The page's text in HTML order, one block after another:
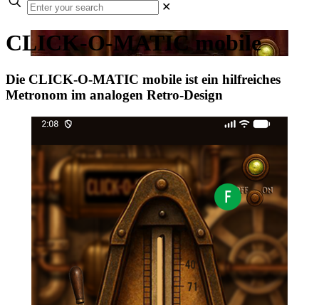
✕
CLICK-O-MATIC mobile
Die CLICK-O-MATIC mobile ist ein hilfreiches
Metronom im analogen Retro-Design